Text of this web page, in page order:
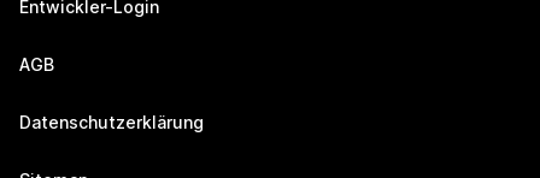
Entwickler-Login
AGB
Datenschutzerklärung